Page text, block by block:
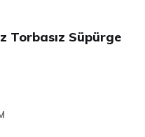
Torbasız Süpürge